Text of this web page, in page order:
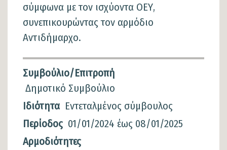
σύμφωνα με τον ισχύοντα ΟΕΥ,
συνεπικουρώντας τον αρμόδιο
Αντιδήμαρχο.
Συμβούλιο/Επιτροπή
Δημοτικό Συμβούλιο
Ιδιότητα Εντεταλμένος σύμβουλος
Περίοδος 01/01/2024 έως 08/01/2025
Αρμοδιότητες